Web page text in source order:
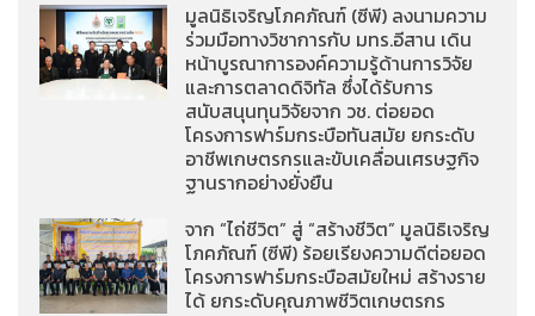
มูลนิธิเจริญโภคภัณฑ์ (ซีพี) ลงนามความ
ร่วมมือทางวิชาการกับ มทร.อีสาน เดิน
หน้าบูรณาการองค์ความรู้ด้านการวิจัย
และการตลาดดิจิทัล ซึ่งได้รับการ
สนับสนุนทุนวิจัยจาก วช. ต่อยอด
โครงการฟาร์มกระบือทันสมัย ยกระดับ
อาชีพเกษตรกรและขับเคลื่อนเศรษฐกิจ
ฐานรากอย่างยั่งยืน
จาก “ไถ่ชีวิต” สู่ “สร้างชีวิต” มูลนิธิเจริญ
โภคภัณฑ์ (ซีพี) ร้อยเรียงความดีต่อยอด
โครงการฟาร์มกระบือสมัยใหม่ สร้างราย
ได้ ยกระดับคุณภาพชีวิตเกษตรกร